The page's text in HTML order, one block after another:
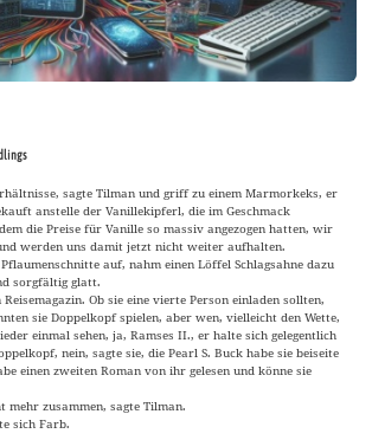
sagte Tilman und griff zu einem Marmorkeks, er
anstelle der Vanillekipferl, die im Geschmack
die Preise für Vanille so massiv angezogen hatten, wir
werden uns damit jetzt nicht weiter aufhalten.
auf, nahm einen Löffel Schlagsahne dazu
sorgfältig glatt.
Ob sie eine vierte Person einladen sollten,
sie Doppelkopf spielen, aber wen, vielleicht den Wette,
einmal sehen, ja, Ramses II., er halte sich gelegentlich
nein, sagte sie, die Pearl S. Buck habe sie beiseite
einen zweiten Roman von ihr gelesen und könne sie
mehr zusammen, sagte Tilman.
sich Farb.